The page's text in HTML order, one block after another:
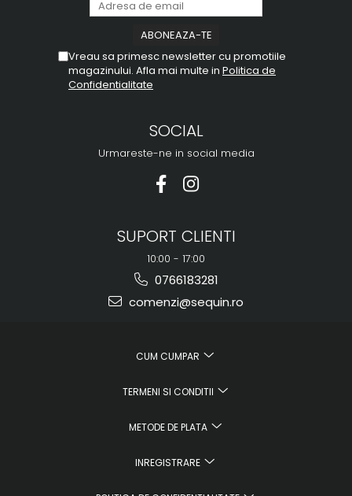
Vreau sa primesc newsletter cu promotiile
magazinului. Afla mai multe in Politica de
Confidentialitate
SOCIAL
Urmareste-ne in social media
SUPORT CLIENTI
10:00 - 17:00
0766183281
comenzi@sequin.ro
CUM CUMPAR
TERMENI SI CONDITII
METODE DE PLATA
INREGISTRARE